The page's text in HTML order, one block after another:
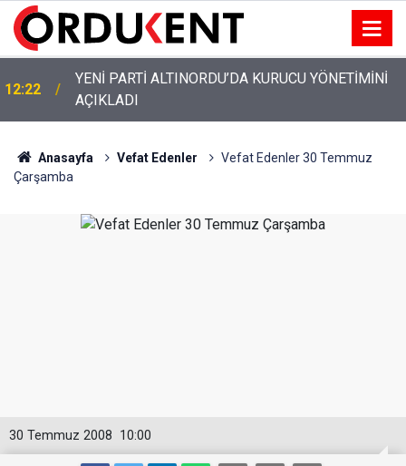
12:22
YENİ PARTİ ALTINORDU’DA KURUCU YÖNETİMİNİ
AÇIKLADI
Anasayfa Vefat Edenler
Vefat Edenler 30 Temmuz
Çarşamba
10:00
30 Temmuz 2008